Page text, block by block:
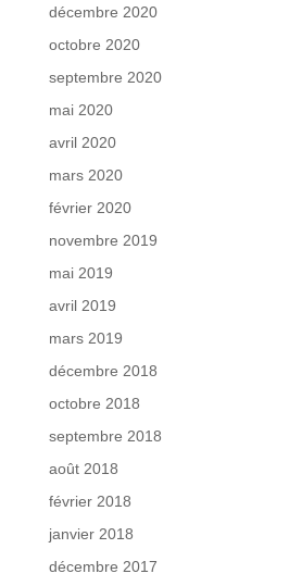
décembre 2020
octobre 2020
septembre 2020
mai 2020
avril 2020
mars 2020
février 2020
novembre 2019
mai 2019
avril 2019
mars 2019
décembre 2018
octobre 2018
septembre 2018
août 2018
février 2018
janvier 2018
décembre 2017